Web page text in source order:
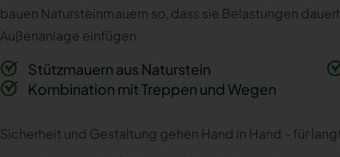
bauen Natursteinmauern so, dass sie Belastungen
Außenanlage einfügen.
Stützmauern aus Naturstein
Kombination mit Treppen und Wegen
Sicherheit und Gestaltung gehen Hand in Hand - für